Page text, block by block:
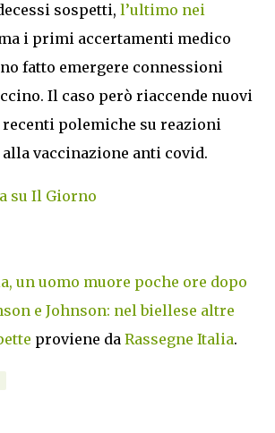
sospetti, l’ultimo nei
i primi accertamenti medico
fatto emergere connessioni
Il caso però riaccende nuovi
polemiche su reazioni
alla vaccinazione anti covid.
su Il Giorno
un uomo muore poche ore dopo
e Johnson: nel biellese altre
proviene da Rassegne Italia.